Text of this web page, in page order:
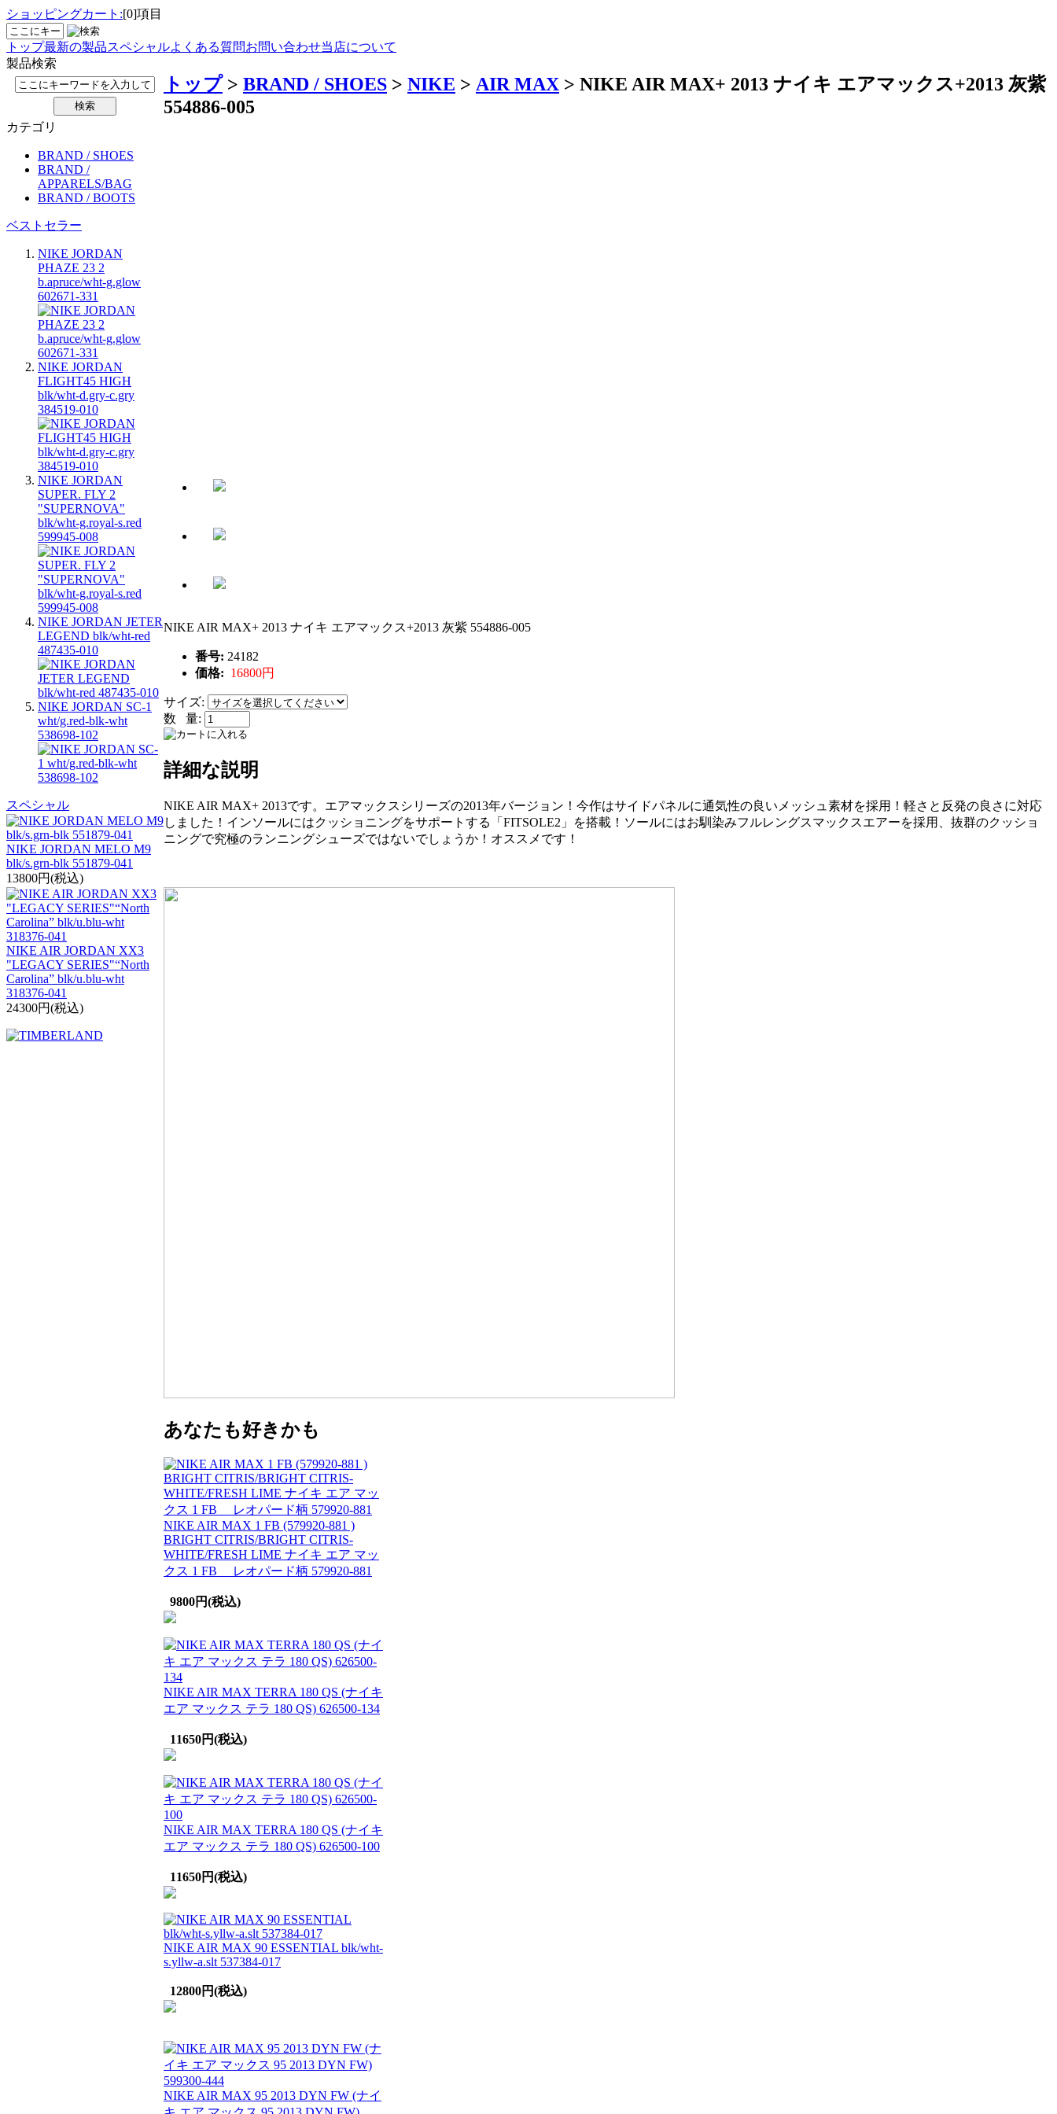
ショッピングカート:[0]項目
トップ最新の製品スペシャルよくある質問お問い合わせ当店について
製品検索
カテゴリ
BRAND / SHOES
BRAND /
APPARELS/BAG
BRAND / BOOTS
ベストセラー
NIKE JORDAN
PHAZE 23 2
b.apruce/wht-g.glow
602671-331
NIKE JORDAN
FLIGHT45 HIGH
blk/wht-d.gry-c.gry
384519-010
NIKE JORDAN
SUPER. FLY 2
"SUPERNOVA"
blk/wht-g.royal-s.red
599945-008
NIKE JORDAN JETER
LEGEND blk/wht-red
487435-010
NIKE JORDAN SC-1
wht/g.red-blk-wht
538698-102
スペシャル
NIKE JORDAN MELO M9
blk/s.grn-blk 551879-041
13800円(税込)
NIKE AIR JORDAN XX3
"LEGACY SERIES"“North
Carolina” blk/u.blu-wht
318376-041
24300円(税込)
トップ> BRAND / SHOES > NIKE > AIR MAX > NIKE AIR MAX+ 2013 ナイキ エアマックス+2013 灰紫
554886-005
NIKE AIR MAX+ 2013 ナイキ エアマックス+2013 灰紫 554886-005
番号: 24182
価格: 16800円
サイズ:
数 量:
詳細な説明
NIKE AIR MAX+ 2013です。エアマックスシリーズの2013年バージョン！今作はサイドパネルに通気性の良いメッシュ素材を採用！軽さと反発の良さに対応
しました！インソールにはクッショニングをサポートする「FITSOLE2」を搭載！ソールにはお馴染みフルレングスマックスエアーを採用、抜群のクッショ
ニングで究極のランニングシューズではないでしょうか！オススメです！
あなたも好きかも
NIKE AIR MAX 1 FB (579920-881 )
BRIGHT CITRIS/BRIGHT CITRIS-
WHITE/FRESH LIME ナイキ エア マッ
クス 1 FB レオパード柄 579920-881
9800円(税込)
NIKE AIR MAX TERRA 180 QS (ナイキ
エア マックス テラ 180 QS) 626500-134
11650円(税込)
NIKE AIR MAX TERRA 180 QS (ナイキ
エア マックス テラ 180 QS) 626500-100
11650円(税込)
NIKE AIR MAX 90 ESSENTIAL blk/wht-
s.yllw-a.slt 537384-017
12800円(税込)
NIKE AIR MAX 95 2013 DYN FW (ナイ